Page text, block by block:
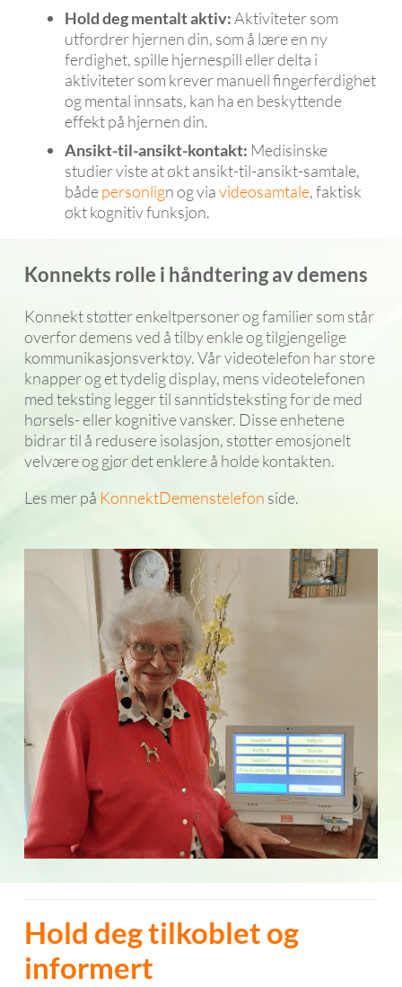
Hold deg mentalt aktiv:Aktiviteter som
utfordrer hjernen din, som å lære en ny
ferdighet, spille hjernespill eller delta i
aktiviteter som krever manuell fingerferdighet
og mental innsats, kan ha en beskyttende
effekt på hjernen din.
Ansikt-til-ansikt-kontakt: Medisinske
studier viste at økt ansikt-til-ansikt-samtale,
bådepersonlign og viavideosamtale, faktisk
økt kognitiv funksjon.
Konnekts rolle i håndtering av demens
Konnekt støtter enkeltpersoner og familier som står
overfor demens ved å tilby enkle og tilgjengelige
kommunikasjonsverktøy. Vår videotelefon har store
knapper og et tydelig display, mens videotelefonen
med teksting legger til sanntidsteksting for de med
hørsels- eller kognitive vansker. Disse enhetene
bidrar til å redusere isolasjon, støtter emosjonelt
velvære og gjør det enklere å holde kontakten.
Les mer på KonnektDemenstelefon side.
Hold deg tilkoblet og
informert